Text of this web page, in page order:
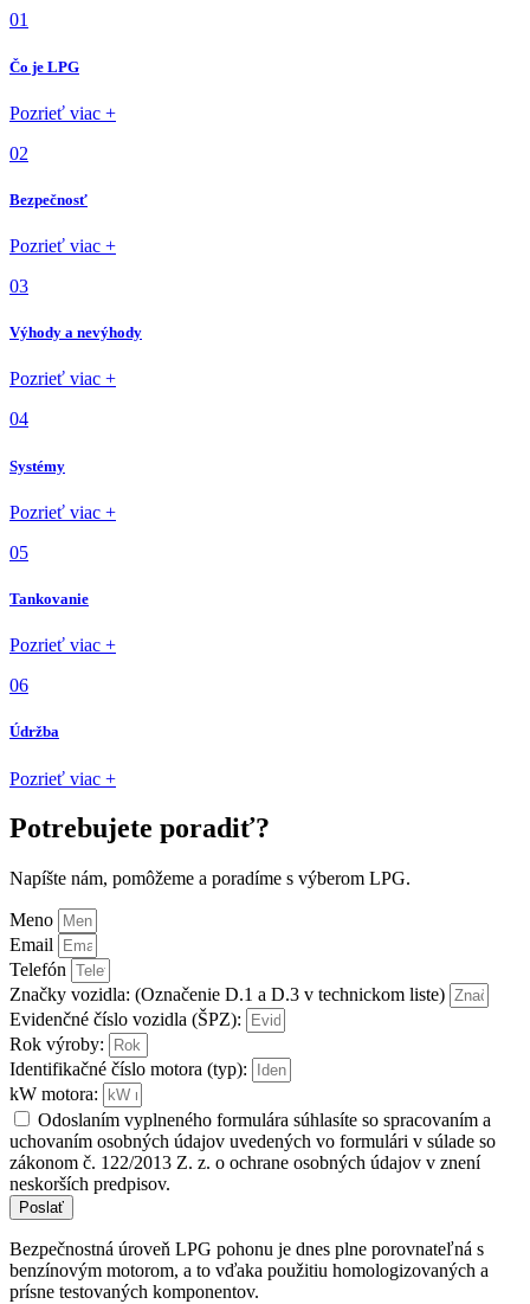
01
Čo je LPG
Pozrieť viac +
02
Bezpečnosť
Pozrieť viac +
03
Výhody a nevýhody
Pozrieť viac +
04
Systémy
Pozrieť viac +
05
Tankovanie
Pozrieť viac +
06
Údržba
Pozrieť viac +
Potrebujete poradiť?
Napíšte nám, pomôžeme a poradíme s výberom LPG.
Meno
Email
Telefón
Značky vozidla: (Označenie D.1 a D.3 v technickom liste)
Evidenčné číslo vozidla (ŠPZ):
Rok výroby:
Identifikačné číslo motora (typ):
kW motora:
Odoslaním vyplneného formulára súhlasíte so spracovaním a
uchovaním osobných údajov uvedených vo formulári v súlade so
zákonom č. 122/2013 Z. z. o ochrane osobných údajov v znení
neskorších predpisov.
Poslať
Bezpečnostná úroveň LPG pohonu je dnes plne porovnateľná s
benzínovým motorom, a to vďaka použitiu homologizovaných a
prísne testovaných komponentov.